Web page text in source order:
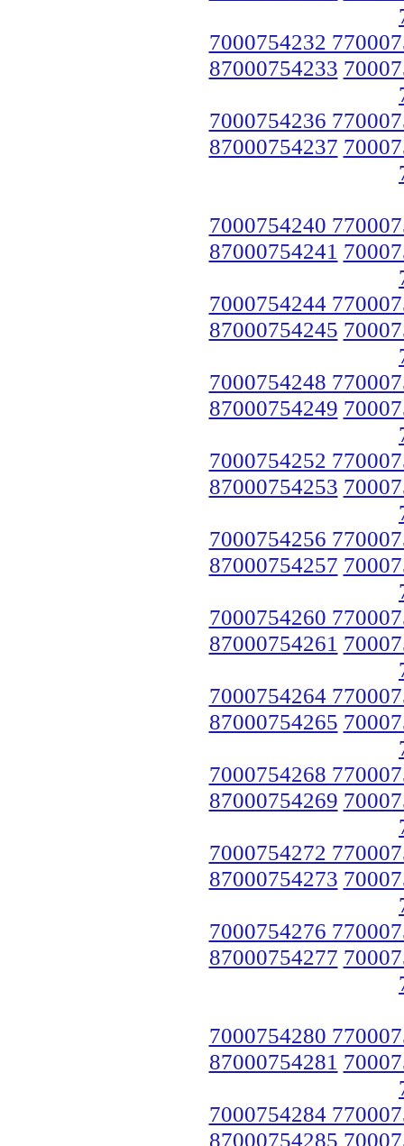
7000754232
87000754233
7000754236
87000754237
7000754240
87000754241
7000754244
87000754245
7000754248
87000754249
7000754252
87000754253
7000754256
87000754257
7000754260
87000754261
7000754264
87000754265
7000754268
87000754269
7000754272
87000754273
7000754276
87000754277
7000754280
87000754281
7000754284
87000754285